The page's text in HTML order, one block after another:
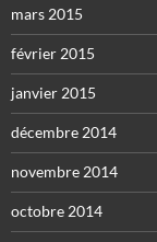
mars 2015
février 2015
janvier 2015
décembre 2014
novembre 2014
octobre 2014